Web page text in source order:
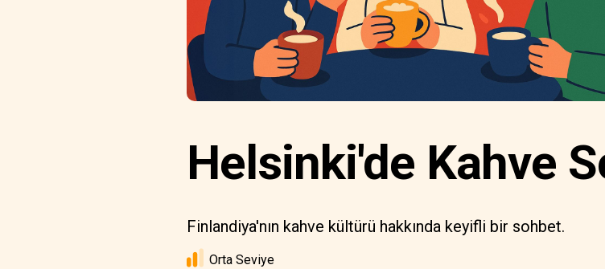
Helsinki'de Kahve
Finlandiya'nın kahve kültürü hakkında keyifli bir sohbet.
Orta Seviye